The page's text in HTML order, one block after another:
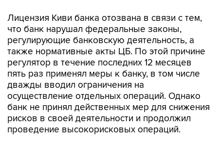
Лицензия Киви банка отозвана в связи с тем,
что банк нарушал федеральные законы,
регулирующие банковскую деятельность, а
также нормативные акты ЦБ. По этой причине
регулятор в течение последних 12 месяцев
пять раз применял меры к банку, в том числе
дважды вводил ограничения на
осуществление отдельных операций. Однако
банк не принял действенных мер для снижения
рисков в своей деятельности и продолжил
проведение высокорисковых операций.